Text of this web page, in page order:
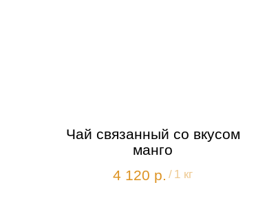
Чай связанный со вкусом
манго
4 120 р. / 1 кг